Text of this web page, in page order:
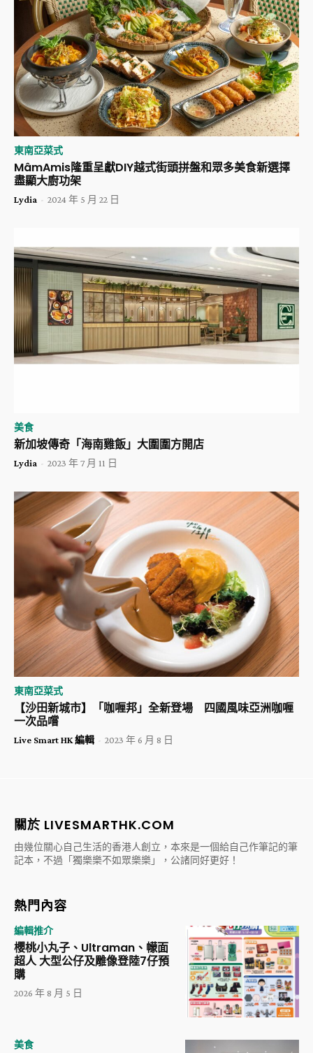
東南亞菜式
MâmAmis隆重呈獻DIY越式街頭拼盤和眾多美食新選擇
盡顯大廚功架
Lydia - 2024 年 5 月 22 日
美食
新加坡傳奇「海南雞飯」大圍圍方開店
Lydia - 2023 年 7 月 11 日
東南亞菜式
【沙田新城市】「咖喱邦」全新登場 四國風味亞洲咖喱
一次品嚐
Live Smart HK 編輯 - 2023 年 6 月 8 日
關於 LIVESMARTHK.COM
由幾位關心自己生活的香港人創立，本來是一個給自己作筆記的筆
記本，不過「獨樂樂不如眾樂樂」，公諸同好更好！
熱門內容
編輯推介
櫻桃小丸子、Ultraman、幪面
超人 大型公仔及雕像登陸7仔預
購
2026 年 8 月 5 日
美食